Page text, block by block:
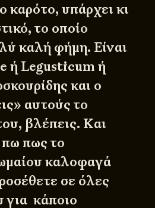
καρότο, υπάρχει κι
το οποίο
καλή φήμη. Είναι
ή Legusticum ή
και ο
αυτούς το
βλέπεις. Και
πω πως το
καλοφαγά
σε όλες
για κάποιο